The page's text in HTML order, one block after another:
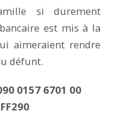
si durement
est mis à la
aimeraient rendre
défunt.
0157 6701 00